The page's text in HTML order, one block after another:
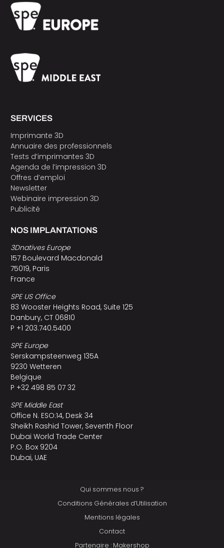
SERVICES
Imprimante 3D
Annuaire des professionnels
Tests d’imprimantes 3D
Agenda de l’impression 3D
Offres d’emploi
Newsletter
Webinaire impression 3D
Publicité
NOS IMPLANTATIONS
3Dnatives Europe
157 Boulevard Macdonald
75019, Paris
France
SPE US Office
83 Wooster Heights Road, Suite 125
Danbury, CT 06810
P +1 203.740.5400
SPE Europe
Serskampsteenweg 135A
9230 Wetteren
Belgique
P +32 498 85 07 32
SPE Middle East
Office N. ESO:14, Desk 34
Sheikh Rashid Tower, Seventh Floor
Dubai World Trade Center
P.O. Box 9204
Dubai, UAE
Qui sommes nous ?
Conditions Générales d’Utilisation
Mentions légales
Contact
Partenaire : Makershop